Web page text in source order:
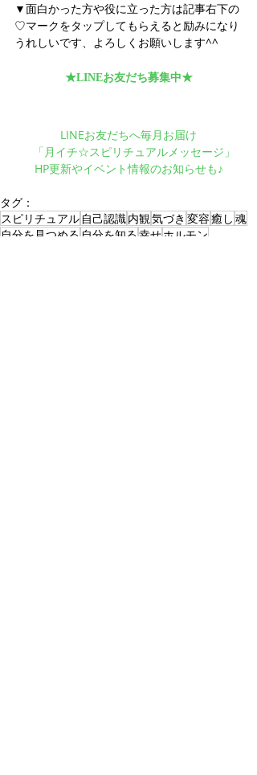
▼面白かった方や役に立った方は記事右下の
♡マークをタップしてもらえると励みになり
うれしいです、よろしくお願いします^^
★LINEお友だち募集中★
LINEお友だちへ毎月お届け
「月イチ☆スピリチュアルメッセージ」
HP更新やイベント情報のお知らせも♪
タグ：
スピリチュアル 自己認識内観 気づき 変容癒し 魂
自分を見つめる 自分を知る 幸せホルモン